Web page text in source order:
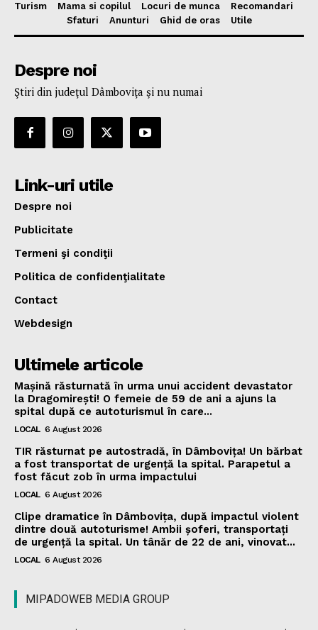
Turism
Mama si copilul Locuri de munca
Recomandari
Sfaturi
Anunturi Ghid de oras Utile
Despre noi
Ştiri din judeţul Dâmboviţa şi nu numai
Link-uri utile
Despre noi
Publicitate
Termeni şi condiţii
Politica de confidenţialitate
Contact
Webdesign
Ultimele articole
Mașină răsturnată în urma unui accident devastator
la Dragomirești! O femeie de 59 de ani a ajuns la
spital după ce autoturismul în care...
LOCAL 6 August 2026
TIR răsturnat pe autostradă, în Dâmbovița! Un bărbat
a fost transportat de urgență la spital. Parapetul a
fost făcut zob în urma impactului
LOCAL 6 August 2026
Clipe dramatice în Dâmbovița, după impactul violent
dintre două autoturisme! Ambii șoferi, transportați
de urgență la spital. Un tânăr de 22 de ani, vinovat...
LOCAL 6 August 2026
MIPADOWEB MEDIA GROUP